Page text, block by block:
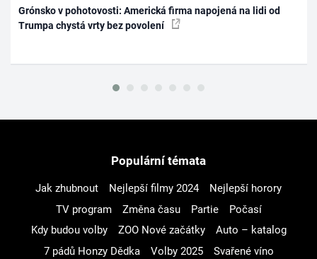
Grónsko v pohotovosti: Americká firma napojená na lidi od
Trumpa chystá vrty bez povolení
Populární témata
Jak zhubnout Nejlepší filmy 2024
Nejlepší horory
TV program
Změna času Partie
Počasí
Kdy budou volby
ZOO Nové začátky
Auto – katalog
7 pádů Honzy Dědka
Volby 2025
Svařené víno